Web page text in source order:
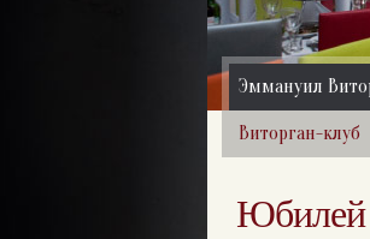
Эммануил
Виторган-клуб
Юбилей